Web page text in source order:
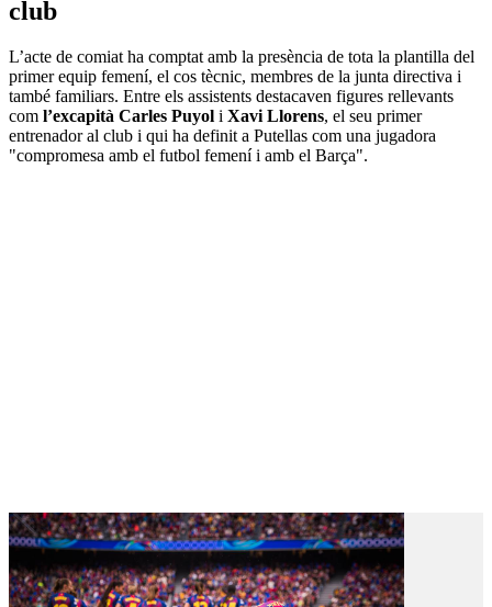
club
L’acte de comiat ha comptat amb la presència de tota la plantilla del
primer equip femení, el cos tècnic, membres de la junta directiva i
també familiars. Entre els assistents destacaven figures rellevants
com l’excapità Carles Puyol i Xavi Llorens, el seu primer
entrenador al club i qui ha definit a Putellas com una jugadora
"compromesa amb el futbol femení i amb el Barça".